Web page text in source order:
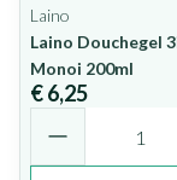
Laino
Laino Douchegel
Monoi 200ml
€ 6,25